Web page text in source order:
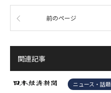
前のページ
関連記事
ニュース・話題